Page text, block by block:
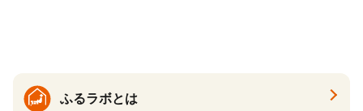
ふるラボとは